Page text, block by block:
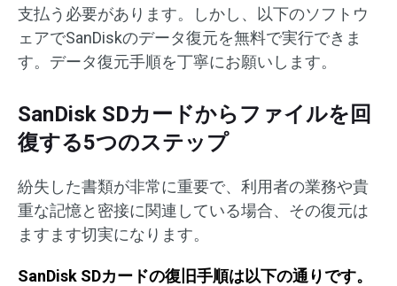
支払う必要があります。しかし、以下のソフトウ
ェアでSanDiskのデータ復元を無料で実行できま
す。データ復元手順を丁寧にお願いします。
SanDisk SDカードからファイルを回
復する5つのステップ
紛失した書類が非常に重要で、利用者の業務や貴
重な記憶と密接に関連している場合、その復元は
ますます切実になります。
SanDisk SDカードの復旧手順は以下の通りです。